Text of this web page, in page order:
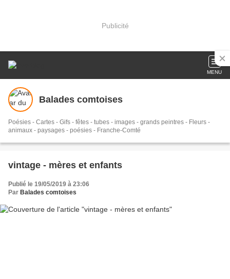
Publicité
MENU
Balades comtoises
Poésies - Cartes - Gifs - fêtes - tubes - images - grands peintres - Fleurs -
animaux - paysages - poésies - Franche-Comté
vintage - mères et enfants
Publié le 19/05/2019 à 23:06
Par Balades comtoises